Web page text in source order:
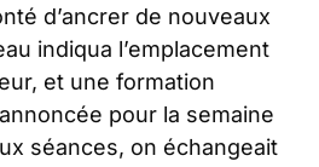
d’ancrer de nouveaux
indiqua l’emplacement
et une formation
pour la semaine
séances, on échangeait